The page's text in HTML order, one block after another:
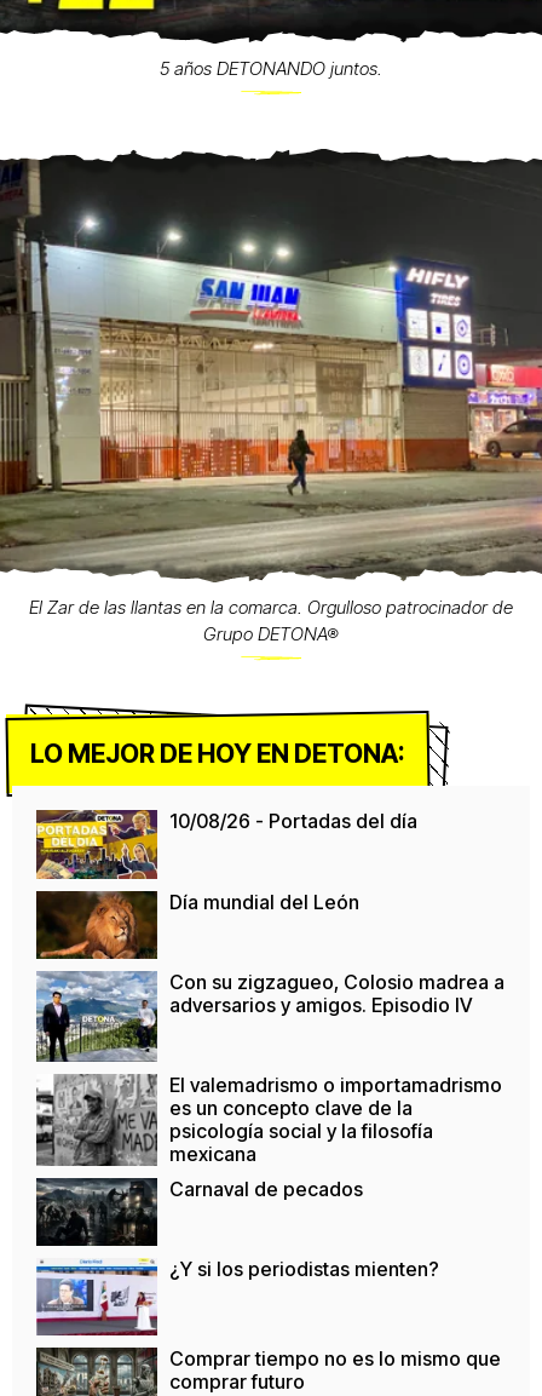
5 años DETONANDO juntos.
El Zar de las llantas en la comarca. Orgulloso patrocinador de
Grupo DETONA®
LO MEJOR DE HOY EN DETONA:
10/08/26 - Portadas del día
Día mundial del León
Con su zigzagueo, Colosio madrea a
adversarios y amigos. Episodio IV
El valemadrismo o importamadrismo
es un concepto clave de la
psicología social y la filosofía
mexicana
Carnaval de pecados
¿Y si los periodistas mienten?
Comprar tiempo no es lo mismo que
comprar futuro